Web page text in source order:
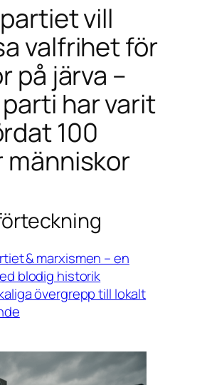
vill
valfrihet för
på järva –
har varit
100
människor
& marxismen – en
blodig historik
övergrepp till lokalt